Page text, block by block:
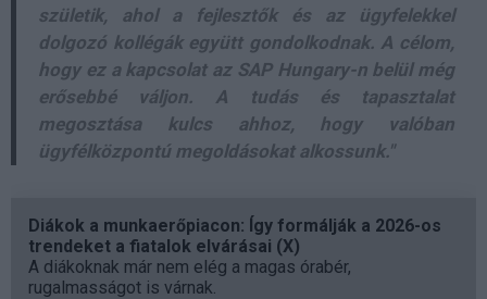
születik, ahol a fejlesztők és az ügyfelekkel
dolgozó kollégák együtt gondolkodnak. A célom,
hogy ez a kapcsolat az SAP Hungary-n belül még
erősebbé váljon. A tudás és tapasztalat
megosztása kulcs ahhoz, hogy valóban
ügyfélközpontú megoldásokat alkossunk."
Diákok a munkaerőpiacon: Így formálják a 2026-os
trendeket a fiatalok elvárásai (X)
A diákoknak már nem elég a magas órabér,
rugalmasságot is várnak.